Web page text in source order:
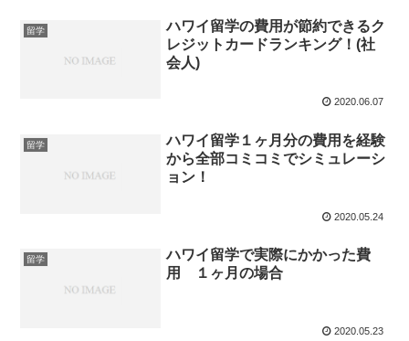
留学
ハワイ留学の費用が節約できるク
レジットカードランキング！(社
会人)
2020.06.07
留学
ハワイ留学１ヶ月分の費用を経験
から全部コミコミでシミュレーシ
ョン！
2020.05.24
留学
ハワイ留学で実際にかかった費
用 １ヶ月の場合
2020.05.23